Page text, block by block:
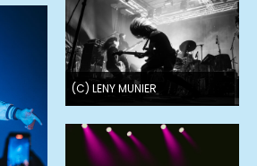
(C) LENY MUNIER